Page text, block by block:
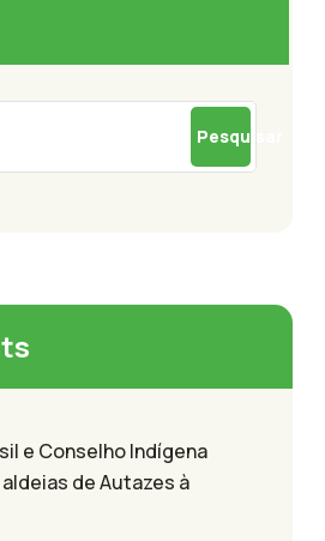
Pesquisar
e Conselho Indígena
de Autazes à